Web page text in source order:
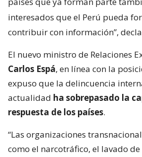
interesados que el Perú pueda
contribuir con información”,
El nuevo ministro de Relaciones
Carlos Espá, en línea con la
expuso que la delincuencia
actualidad ha sobrepasado la
respuesta de los países.
“Las organizaciones
como el narcotráfico, el lavado